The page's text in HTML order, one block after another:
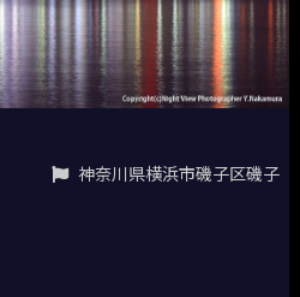
神奈川県横浜市磯子区磯子